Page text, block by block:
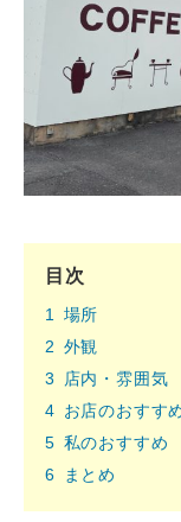
目次
1
場所
2 外観
3
店内・雰囲気
4 お店のおすす
5 私のおすすめ
6
まとめ